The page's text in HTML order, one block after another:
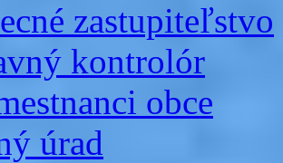
zastupiteľstvo
kontrolór
obce
úrad